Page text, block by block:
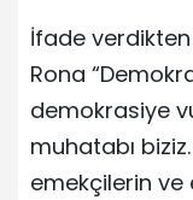
İfade
Rona
demokrasiye
muhatabı
emekçilerin ve